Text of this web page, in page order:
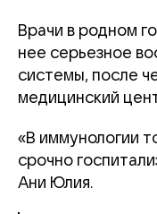
Врачи в родном
нее серьезное
системы, после
медицинский
«В иммунологии
срочно
Ани Юлия.